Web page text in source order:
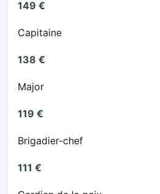
149 €
Capitaine
138 €
Major
119 €
Brigadier-chef
111 €